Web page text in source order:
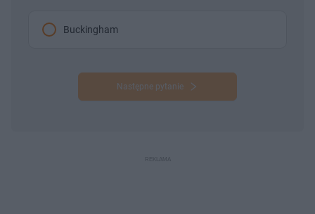
Buckingham
Następne pytanie